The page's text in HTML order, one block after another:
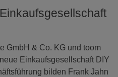
GmbH & Co. KG und toom
Einkaufsgesellschaft DIY
bilden Frank Jahn